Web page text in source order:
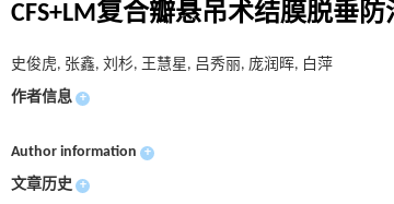
CFS+LM复合瓣悬吊术结膜脱垂
史俊虎, 张鑫, 刘杉, 王慧星, 吕秀丽, 庞润晖, 白萍
作者信息 +
Author information +
文章历史 +